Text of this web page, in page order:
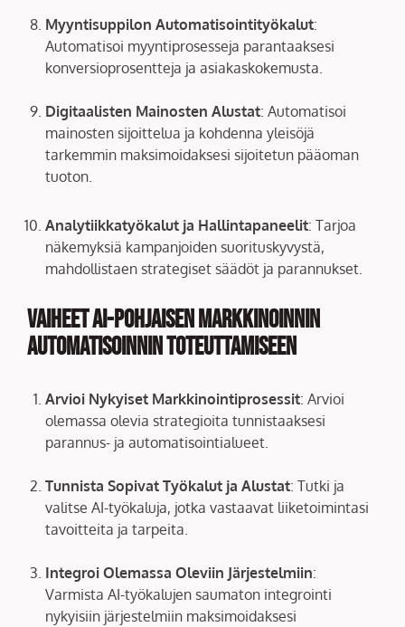
Myyntisuppilon Automatisointityökalut:
Automatisoi myyntiprosesseja parantaaksesi
konversioprosentteja ja asiakaskokemusta.
Digitaalisten Mainosten Alustat: Automatisoi
mainosten sijoittelua ja kohdenna yleisöjä
tarkemmin maksimoidaksesi sijoitetun pääoman
tuoton.
Analytiikkatyökalut ja Hallintapaneelit: Tarjoa
näkemyksiä kampanjoiden suorituskyvystä,
mahdollistaen strategiset säädöt ja parannukset.
Vaiheet AI-pohjaisen Markkinoinnin
Automatisoinnin Toteuttamiseen
Arvioi Nykyiset Markkinointiprosessit: Arvioi
olemassa olevia strategioita tunnistaaksesi
parannus- ja automatisointialueet.
Tunnista Sopivat Työkalut ja Alustat: Tutki ja
valitse AI-työkaluja, jotka vastaavat liiketoimintasi
tavoitteita ja tarpeita.
Integroi Olemassa Oleviin Järjestelmiin:
Varmista AI-työkalujen saumaton integrointi
nykyisiin järjestelmiin maksimoidaksesi